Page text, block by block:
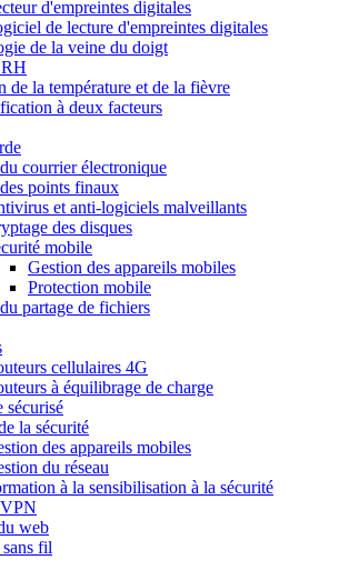
d'empreintes digitales
de lecture d'empreintes digitales
de la veine du doigt
de la température et de la fièvre
à deux facteurs
courrier électronique
points finaux
et anti-logiciels malveillants
des disques
mobile
Gestion des appareils mobiles
Protection mobile
partage de fichiers
cellulaires 4G
à équilibrage de charge
sécurisé
la sécurité
des appareils mobiles
du réseau
à la sensibilisation à la sécurité
web
sans fil